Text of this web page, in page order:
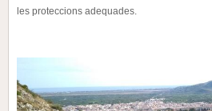
les proteccions adequades.